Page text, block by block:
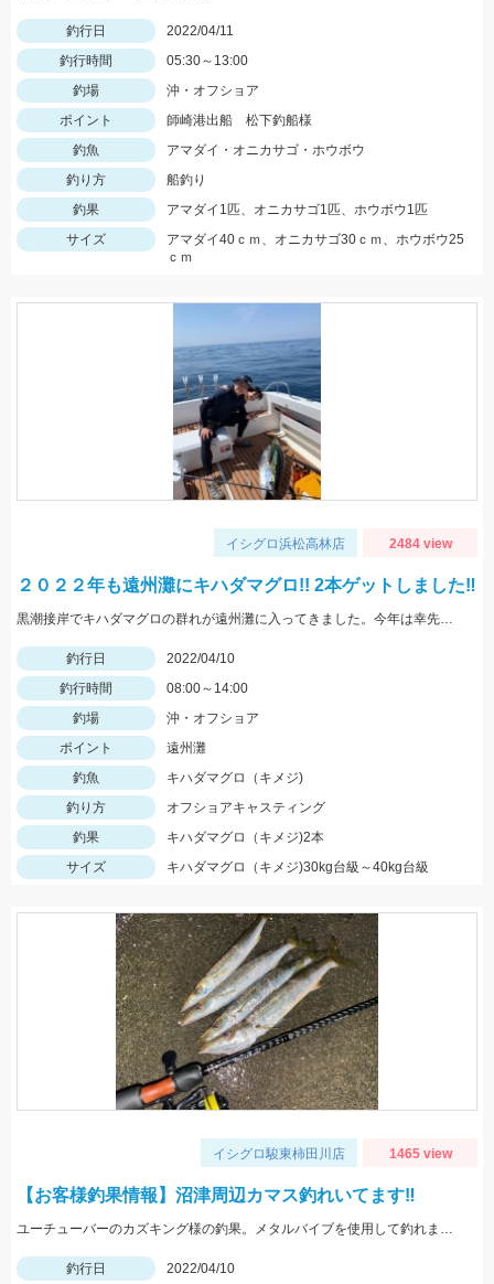
釣行日
2022/04/11
釣行時間
05:30～13:00
釣場
沖・オフショア
ポイント
師崎港出船 松下釣船様
釣魚
アマダイ・オニカサゴ・ホウボウ
釣り方
船釣り
釣果
アマダイ1匹、オニカサゴ1匹、ホウボウ1匹
サイズ
アマダイ40ｃｍ、オニカサゴ30ｃｍ、ホウボウ25
ｃｍ
イシグロ浜松高林店 2484 view
２０２２年も遠州灘にキハダマグロ!! 2本ゲットしました‼
黒潮接岸でキハダマグロの群れが遠州灘に入ってきました。今年は幸先よく2本ゲットしました。
釣行日
2022/04/10
釣行時間
08:00～14:00
釣場
沖・オフショア
ポイント
遠州灘
釣魚
キハダマグロ（キメジ)
釣り方
オフショアキャスティング
釣果
キハダマグロ（キメジ)2本
サイズ
キハダマグロ（キメジ)30kg台級～40kg台級
イシグロ駿東柿田川店 1465 view
【お客様釣果情報】沼津周辺カマス釣れいてます‼
ユーチューバーのカズキング様の釣果。メタルバイブを使用して釣れました‼
釣行日 2022/04/10